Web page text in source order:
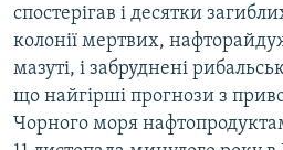
спостерігав і десятки
колонії мертвих,
мазуті, і забруднені
що найгірші прогнози з
Чорного моря